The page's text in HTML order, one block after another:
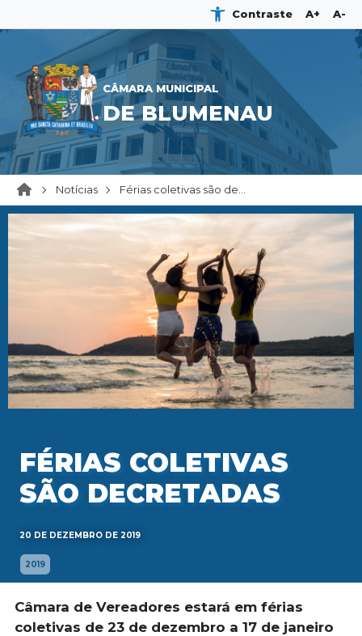
Contraste A+ A-
CÂMARA MUNICIPAL
DE BLUMENAU
Notícias Férias coletivas são de...
FÉRIAS COLETIVAS
SÃO DECRETADAS
20 DE DEZEMBRO DE 2019
2019
Câmara de Vereadores estará em férias
coletivas de 23 de dezembro a 17 de janeiro